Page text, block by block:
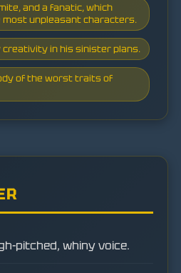
and a fanatic, which
most unpleasant characters.
in his sinister plans.
of the worst traits of
pitched, whiny voice.